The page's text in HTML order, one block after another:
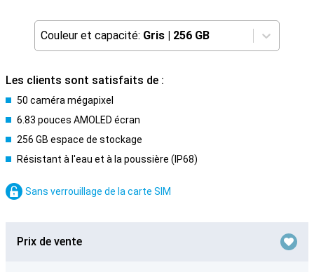
Couleur et capacité: Gris | 256 GB
Les clients sont satisfaits de :
50 caméra mégapixel
6.83 pouces AMOLED écran
256 GB espace de stockage
Résistant à l'eau et à la poussière (IP68)
Sans verrouillage de la carte SIM
Prix de vente